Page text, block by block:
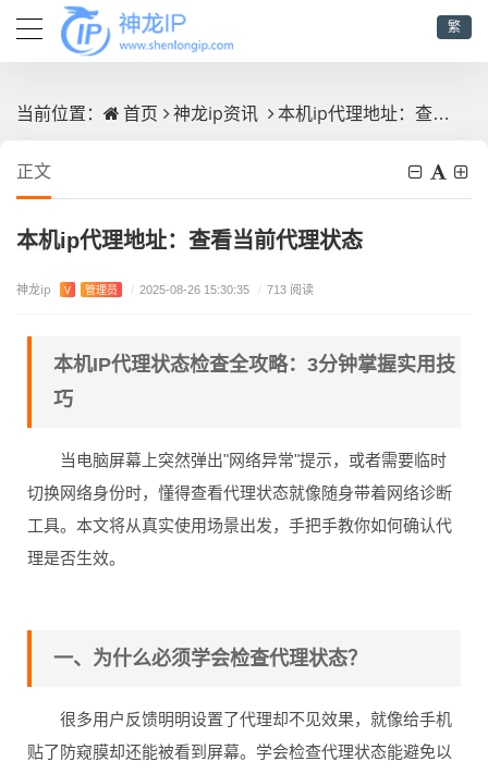
繁
当前位置： 首页 神龙ip资讯 本机ip代理地址：查看当前代理状态
正文
本机ip代理地址：查看当前代理状态
神龙ip V 管理员 / 2025-08-26 15:30:35 / 713 阅读
本机IP代理状态检查全攻略：3分钟掌握实用技
巧
当电脑屏幕上突然弹出"网络异常"提示，或者需要临时
切换网络身份时，懂得查看代理状态就像随身带着网络诊断
工具。本文将从真实使用场景出发，手把手教你如何确认代
理是否生效。
一、为什么必须学会检查代理状态？
很多用户反馈明明设置了代理却不见效果，就像给手机
贴了防窥膜却还能被看到屏幕。学会检查代理状态能避免以